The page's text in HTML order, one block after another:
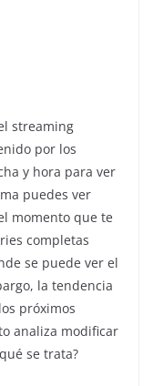
streaming
por los
y hora para ver
puedes ver
momento que te
completas
se puede ver el
la tendencia
próximos
analiza modificar
se trata?